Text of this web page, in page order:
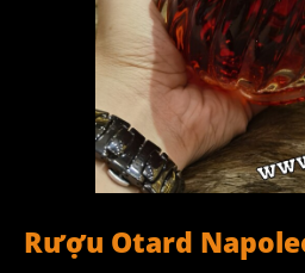
Rượu Otard